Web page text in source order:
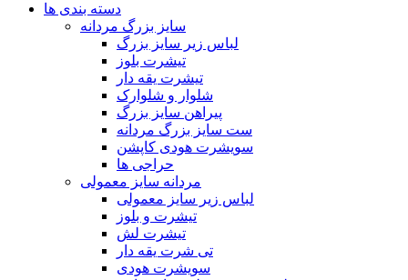
دسته بندی ها
سایز بزرگ مردانه
لباس زیر سایز بزرگ
تیشرت بلوز
تیشرت یقه دار
شلوار و شلوارک
پیراهن سایز بزرگ
ست سایز بزرگ مردانه
سویشرت هودی کاپشن
حراجی ها
مردانه سایز معمولی
لباس زیر سایز معمولی
تیشرت و بلوز
تیشرت لش
تی شرت یقه دار
سویشرت هودی